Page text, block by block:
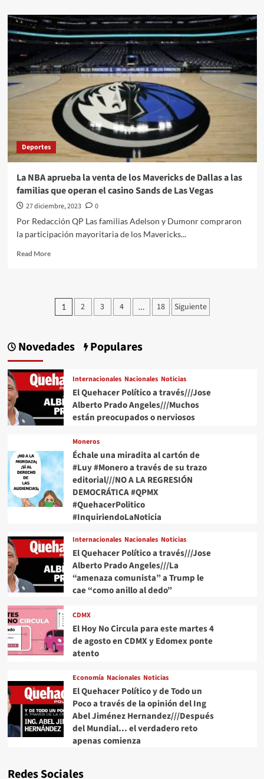
#QPMX
Échale
una
miradita
al
cartón
de
#Monero
a
través
de
su
#QuehacerPolitico
#InquiriendoLaNoticia
Deportes
La NBA aprueba la venta de los Mavericks de Dallas a las
familias que operan el casino Sands de Las Vegas
27 diciembre, 2023
0
Por Redacción QP Las familias Adelson y Dumonr compraron
la participación mayoritaria de los Mavericks...
Read MoreRead
NBA
aprueba
de
los
de
Dallas
a
las
familias
el
casino
Sands
de
Las
Vegas
Paginación
entradas
1 2 3 4 … 18 Siguiente
Novedades Populares
Internacionales Nacionales Noticias
El Quehacer Político a través///Jose
Alberto Prado Angeles///Muchos
están preocupados o nerviosos
Moneros
Échale una miradita al cartón de
#Luy #Monero a través de su trazo
editorial///NO A LA REGRESIÓN
DEMOCRÁTICA #QPMX
#QuehacerPolitico
#InquiriendoLaNoticia
Internacionales Nacionales Noticias
El Quehacer Político a través///Jose
Alberto Prado Angeles///La
“amenaza comunista” a Trump le
cae “como anillo al dedo”
CDMX
El Hoy No Circula para este martes 4
de agosto en CDMX y Edomex ponte
atento
Economía Nacionales Noticias
El Quehacer Político y de Todo un
Poco a través de la opinión del Ing
Abel Jiménez Hernandez///Después
del Mundial… el verdadero reto
apenas comienza
Redes Sociales